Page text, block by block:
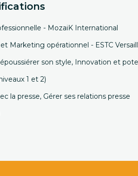
- MozaiK International
Marketing opérationnel - ESTC
son style, Innovation et
1 et 2)
la presse, Gérer ses relations presse